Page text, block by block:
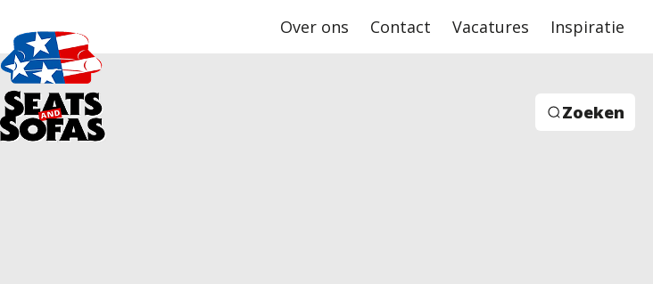
Over ons Contact Vacatures Inspiratie
Zoeken